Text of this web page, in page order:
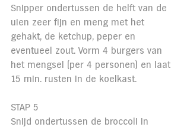
Snipper ondertussen de helft van de
uien zeer fijn en meng met het
gehakt, de ketchup, peper en
eventueel zout. Vorm 4 burgers van
het mengsel (per 4 personen) en laat
15 min. rusten in de koelkast.
STAP 5
Snijd ondertussen de broccoli in